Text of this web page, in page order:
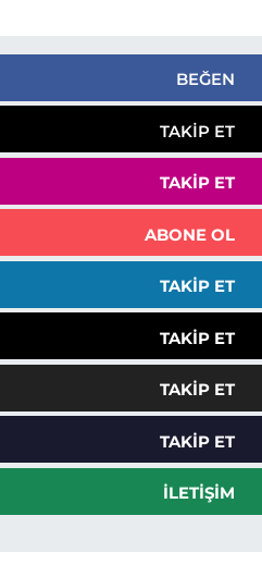
BEĞEN
TAKIP ET
TAKIP ET
ABONE OL
TAKIP ET
TAKIP ET
TAKIP ET
TAKIP ET
İLETIŞIM